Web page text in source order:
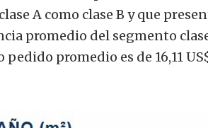
A como clase B y que
promedio del segmento
promedio es de 16,11